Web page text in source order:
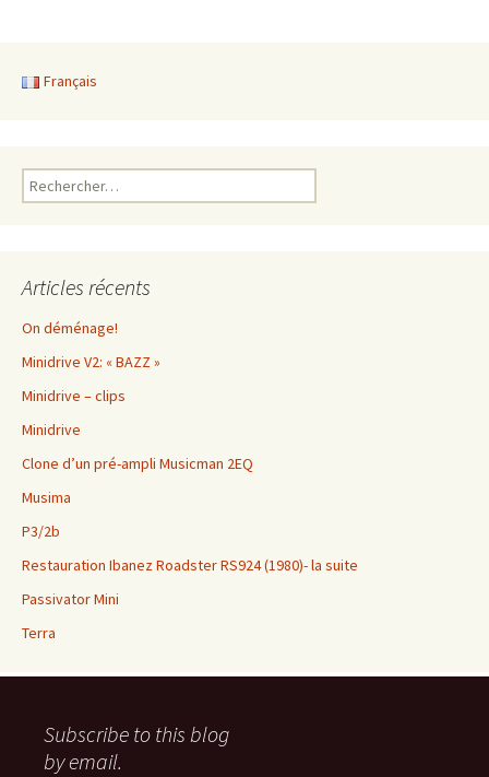
articles
Français
Rechercher :
Articles récents
On déménage!
Minidrive V2: « BAZZ »
Minidrive – clips
Minidrive
Clone d’un pré-ampli Musicman 2EQ
Musima
P3/2b
Restauration Ibanez Roadster RS924 (1980)- la suite
Passivator Mini
Terra
Subscribe to this blog
by email.